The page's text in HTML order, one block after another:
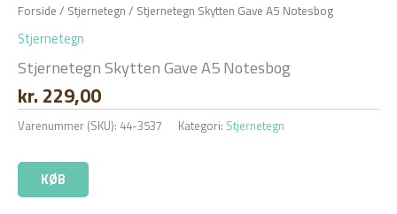
Forside / Stjernetegn / Stjernetegn Skytten Gave A5 Notesbog
Stjernetegn
Stjernetegn Skytten Gave A5 Notesbog
kr. 229,00
Varenummer (SKU): 44-3537 Kategori: Stjernetegn
KØB